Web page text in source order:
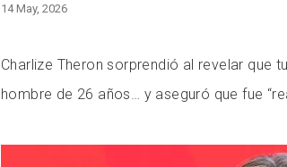
14 May, 2026
Charlize Theron sorprendió al revelar que
hombre de 26 años… y aseguró que fue